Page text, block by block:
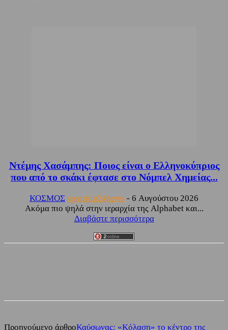
Ντέμης Χασάμπης: Ποιος είναι ο Ελληνοκύπριος
που από το σκάκι έφτασε στο Νόμπελ Χημείας...
ΚΟΣΜΟΣ sporting24news - 6 Αυγούστου 2026
Ακόμα πιο ψηλά στην ιεραρχία της Alphabet και...
Διαβάστε περισσότερα
Προηγούμενο άρθροΚαύσωνας: «Κόλαση» το κέντρο της